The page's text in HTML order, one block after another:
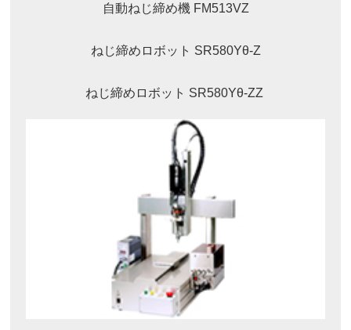
自動ねじ締め機 FM513VZ
ねじ締めロボット SR580Yθ-Z
ねじ締めロボット SR580Yθ-ZZ